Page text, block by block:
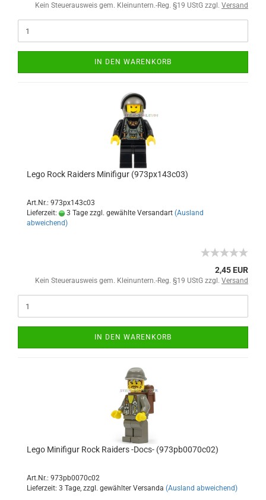
Kein Steuerausweis gem. Kleinuntern.-Reg. §19 UStG zzgl. Versand
IN DEN WARENKORB
Lego Rock Raiders Minifigur (973px143c03)
Art.Nr.: 973px143c03
Lieferzeit:
3 Tage zzgl. gewählte Versandart (Ausland
abweichend)
2,45 EUR
Kein Steuerausweis gem. Kleinuntern.-Reg. §19 UStG zzgl. Versand
IN DEN WARENKORB
Lego Minifigur Rock Raiders -Docs- (973pb0070c02)
Art.Nr.: 973pb0070c02
Lieferzeit: 3 Tage, zzgl. gewählter Versanda (Ausland abweichend)